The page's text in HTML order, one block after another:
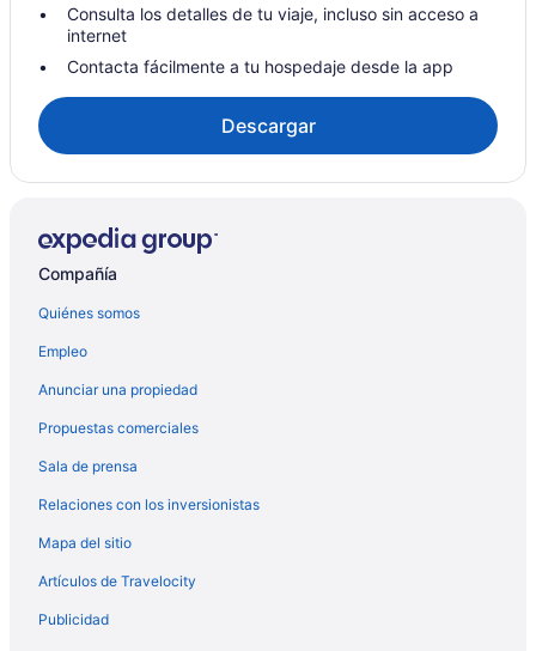
Consulta los detalles de tu viaje, incluso sin acceso a
internet
Contacta fácilmente a tu hospedaje desde la app
Descargar
Compañía
Quiénes somos
Empleo
Anunciar una propiedad
Propuestas comerciales
Sala de prensa
Relaciones con los inversionistas
Mapa del sitio
Artículos de Travelocity
Publicidad